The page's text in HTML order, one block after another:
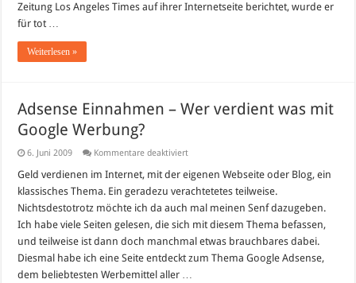
Zeitung Los Angeles Times auf ihrer Internetseite berichtet, wurde er
für tot …
Weiterlesen »
Adsense Einnahmen – Wer verdient was mit
Google Werbung?
6. Juni 2009 Kommentare deaktiviertfür
Einnahmen
–
Wer
verdient
was
mit
Google
Werbung?
Geld verdienen im Internet, mit der eigenen Webseite oder Blog, ein
klassisches Thema. Ein geradezu verachtetetes teilweise.
Nichtsdestotrotz möchte ich da auch mal meinen Senf dazugeben.
Ich habe viele Seiten gelesen, die sich mit diesem Thema befassen,
und teilweise ist dann doch manchmal etwas brauchbares dabei.
Diesmal habe ich eine Seite entdeckt zum Thema Google Adsense,
dem beliebtesten Werbemittel aller …